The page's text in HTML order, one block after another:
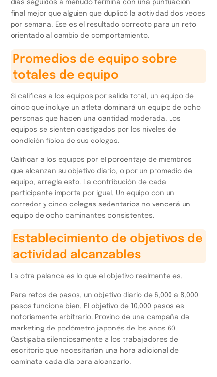
días seguidos a menudo termina con una puntuación
final mejor que alguien que duplicó la actividad dos veces
por semana. Ese es el resultado correcto para un reto
orientado al cambio de comportamiento.
Promedios de equipo sobre
totales de equipo
Si calificas a los equipos por salida total, un equipo de
cinco que incluye un atleta dominará un equipo de ocho
personas que hacen una cantidad moderada. Los
equipos se sienten castigados por los niveles de
condición física de sus colegas.
Calificar a los equipos por el porcentaje de miembros
que alcanzan su objetivo diario, o por un promedio de
equipo, arregla esto. La contribución de cada
participante importa por igual. Un equipo con un
corredor y cinco colegas sedentarios no vencerá un
equipo de ocho caminantes consistentes.
Establecimiento de objetivos de
actividad alcanzables
La otra palanca es lo que el objetivo realmente es.
Para retos de pasos, un objetivo diario de 6,000 a 8,000
pasos funciona bien. El objetivo de 10,000 pasos es
notoriamente arbitrario. Provino de una campaña de
marketing de podómetro japonés de los años 60.
Castigaba silenciosamente a los trabajadores de
escritorio que necesitarían una hora adicional de
caminata cada día para alcanzarlo.